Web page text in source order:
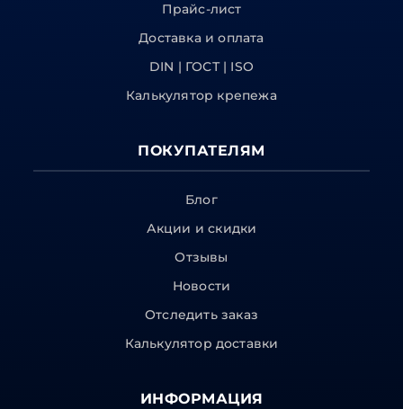
Прайс-лист
Доставка и оплата
DIN | ГОСТ | ISO
Калькулятор крепежа
ПОКУПАТЕЛЯМ
Блог
Акции и скидки
Отзывы
Новости
Отследить заказ
Калькулятор доставки
ИНФОРМАЦИЯ